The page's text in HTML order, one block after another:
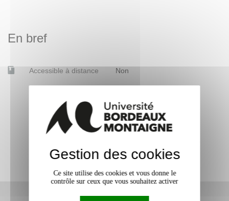
En bref
Accessible à distance Non
Gestion des cookies
Ce site utilise des cookies et vous donne le
contrôle sur ceux que vous souhaitez activer